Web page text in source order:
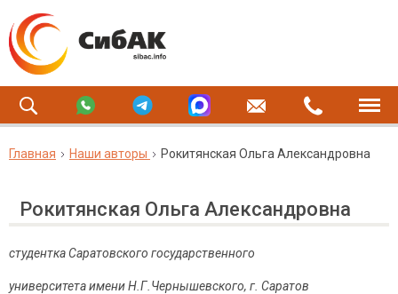
Главная Наши авторы Рокитянская Ольга Александровна
Рокитянская Ольга Александровна
студентка Саратовского государственного
университета имени Н.Г.Чернышевского, г. Саратов